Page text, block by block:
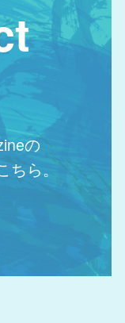
の
ちら。